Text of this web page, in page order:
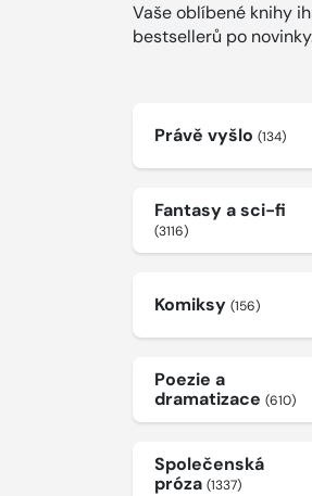
Vaše oblíbené knihy
bestsellerů po
Právě vyšlo (134)
Fantasy a sci-fi
(3116)
Komiksy (156)
Poezie a
dramatizace (610)
Společenská
próza (1337)